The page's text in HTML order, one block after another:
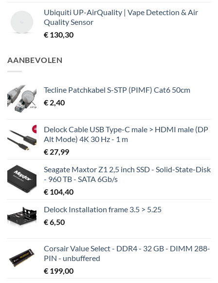
Ubiquiti UP-AirQuality | Vape Detection & Air
Quality Sensor
€ 130,30
AANBEVOLEN
Tecline Patchkabel S-STP (PIMF) Cat6 50cm
€ 2,40
Delock Cable USB Type-C male > HDMI male (DP
Alt Mode) 4K 30 Hz - 1 m
€ 27,99
Seagate Maxtor Z1 2,5 inch SSD - Solid-State-Disk
- 960 TB - SATA 6Gb/s
€ 104,40
Delock Installation frame 3.5 > 5.25
€6,50
Corsair Value Select - DDR4 - 32 GB - DIMM 288-
PIN - unbuffered
€ 199,00